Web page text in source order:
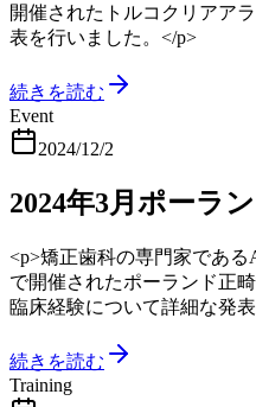
開催されたトルコクリアア
表を行いました。</p>
続きを読む
Event
2024/12/2
2024年3月ポーラ
<p>矯正歯科の専門家である
で開催されたポーランド正
臨床経験について詳細な発
続きを読む
Training